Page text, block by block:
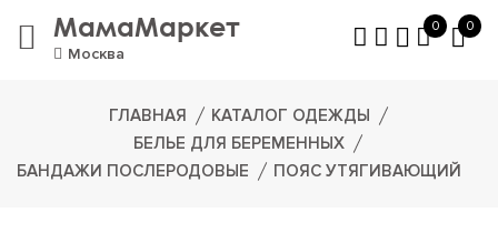
МамаМаркет
Москва
0 0
ГЛАВНАЯ
КАТАЛОГ ОДЕЖДЫ
БЕЛЬЕ ДЛЯ БЕРЕМЕННЫХ
БАНДАЖИ ПОСЛЕРОДОВЫЕ
ПОЯС УТЯГИВАЮЩИЙ